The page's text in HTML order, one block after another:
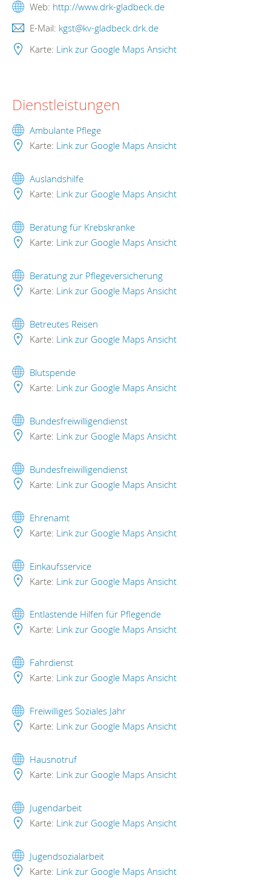
Web: http://www.drk-gladbeck.de
E-Mail: kgst@kv-gladbeck.drk.de
Karte: Link zur Google Maps Ansicht
Dienstleistungen
Ambulante Pflege
Karte: Link zur Google Maps Ansicht
Auslandshilfe
Karte: Link zur Google Maps Ansicht
Beratung für Krebskranke
Karte: Link zur Google Maps Ansicht
Beratung zur Pflegeversicherung
Karte: Link zur Google Maps Ansicht
Betreutes Reisen
Karte: Link zur Google Maps Ansicht
Blutspende
Karte: Link zur Google Maps Ansicht
Bundesfreiwilligendienst
Karte: Link zur Google Maps Ansicht
Bundesfreiwilligendienst
Karte: Link zur Google Maps Ansicht
Ehrenamt
Karte: Link zur Google Maps Ansicht
Einkaufsservice
Karte: Link zur Google Maps Ansicht
Entlastende Hilfen für Pflegende
Karte: Link zur Google Maps Ansicht
Fahrdienst
Karte: Link zur Google Maps Ansicht
Freiwilliges Soziales Jahr
Karte: Link zur Google Maps Ansicht
Hausnotruf
Karte: Link zur Google Maps Ansicht
Jugendarbeit
Karte: Link zur Google Maps Ansicht
Jugendsozialarbeit
Karte: Link zur Google Maps Ansicht